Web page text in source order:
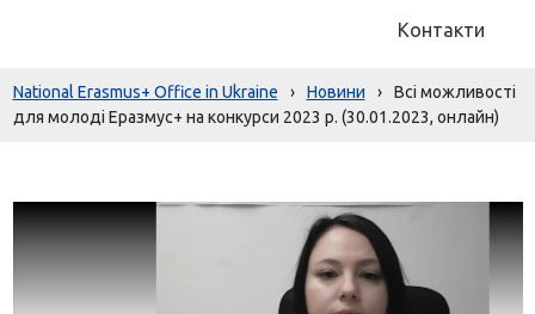
Контакти
National Erasmus+ Office in Ukraine › Новини ›
Всі можливості
для молоді Еразмус+ на конкурси 2023 р. (30.01.2023, онлайн)